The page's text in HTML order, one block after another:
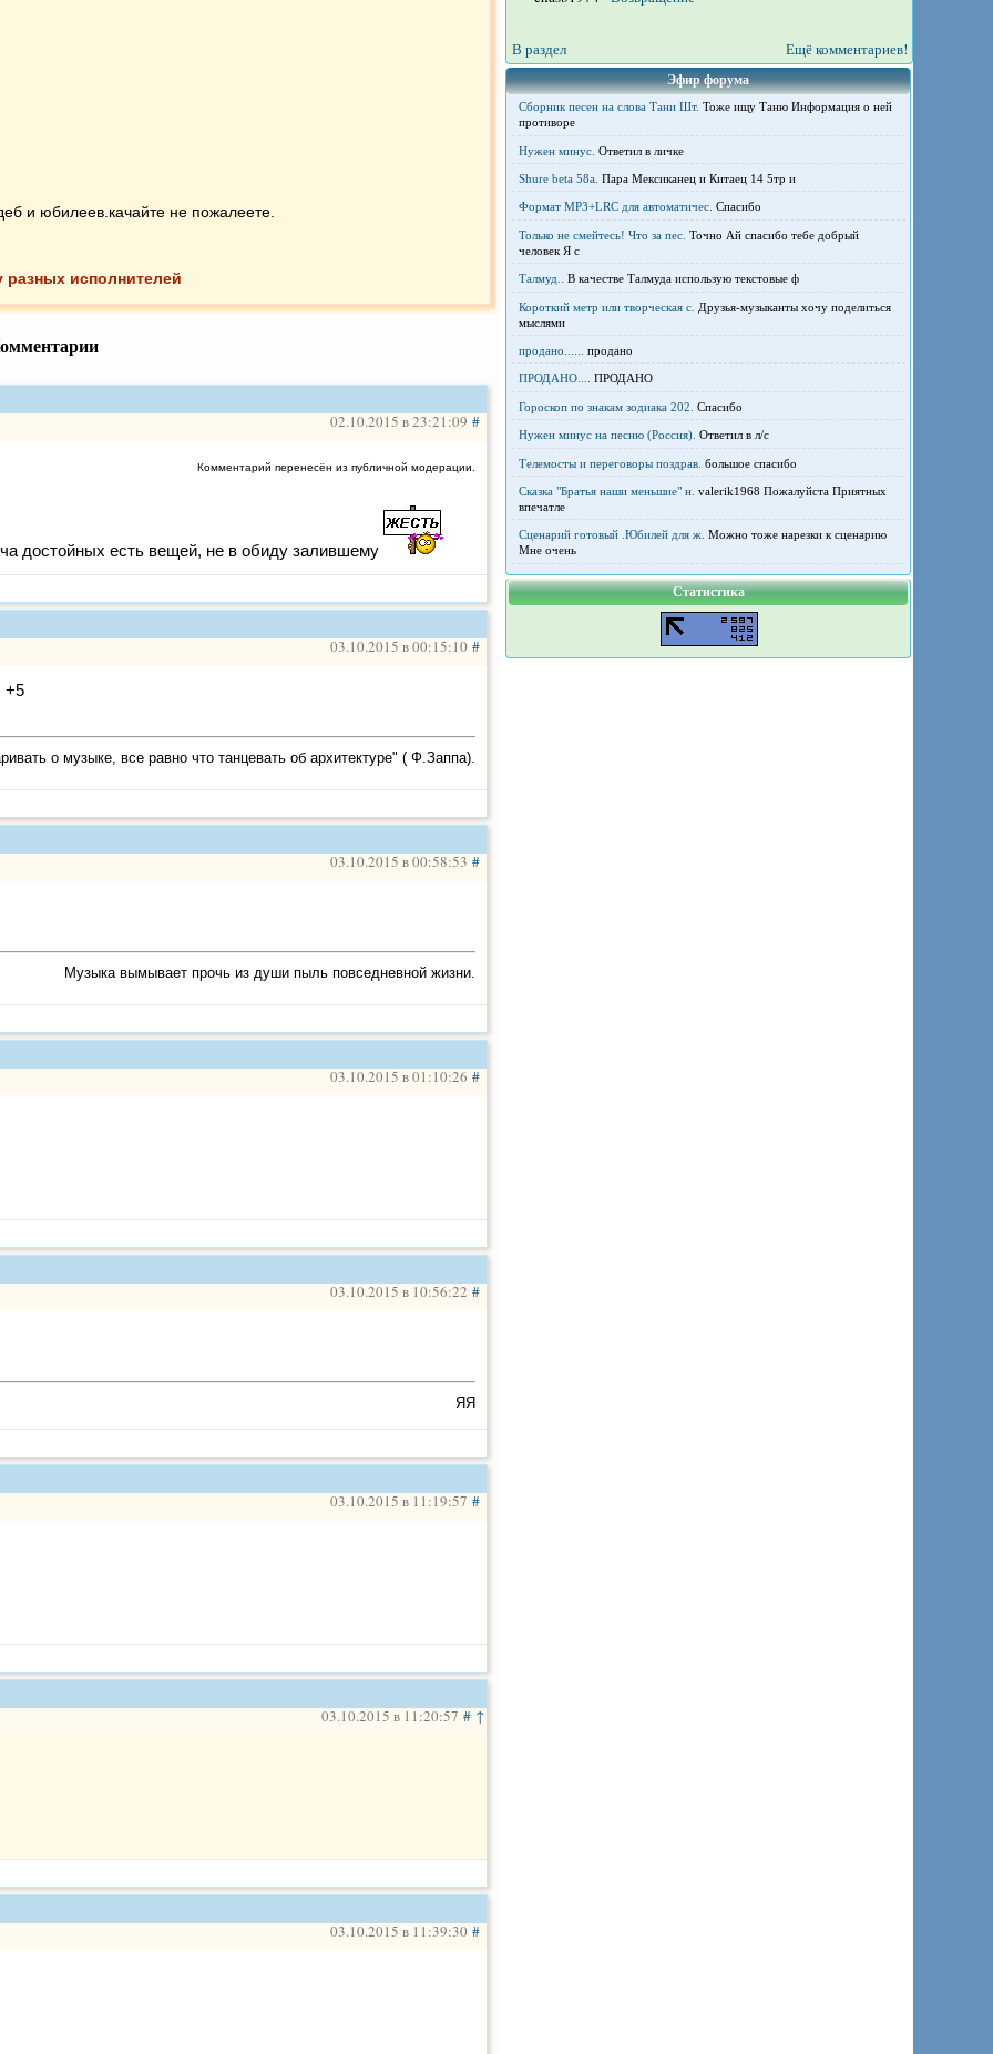
и юбилеев.качайте не пожалеете.
банкетов качайте не пожалеете.
торжества
(нарезка) – r. strauss - also sprach zarathustra. заставка
(мастер) –
выкладывать еще...следите за обновлениями
неплохо выручают-на объявление парнаса
буду подкидывать сюда.
жизни
–
– красивое начало мероприятия.
и русским колоритом.трек превышает 90 сек. поэтом
на выход сказочного героя. у меня – это был
исполнителей
02.10.2015 в 23:21:09 #
Комментарий перенесён из публичной модерации.
достойных есть вещей, не в обиду залившему
03.10.2015 в 00:15:10 #
+5
о музыке, все равно что танцевать об архитектуре" ( Ф.Заппа).
03.10.2015 в 00:58:53 #
Музыка вымывает прочь из души пыль повседневной жизни.
03.10.2015 в 01:10:26 #
03.10.2015 в 10:56:22 #
ЯЯ
03.10.2015 в 11:19:57 #
03.10.2015 в 11:20:57 # ↑
03.10.2015 в 11:39:30 #
В раздел Ещё комментариев!
Эфир форума
Сборник песен на слова Тани Шт. Тоже ищу Таню Информация о ней
противоре
Нужен минус. Ответил в личке
Shure beta 58а. Пара Мексиканец и Китаец 14 5тр и
Формат MP3+LRC для автоматичес. Спасибо
Только не смейтесь! Что за пес. Точно Ай спасибо тебе добрый
человек Я с
Талмуд.. В качестве Талмуда использую текстовые ф
Короткий метр или творческая с. Друзья-музыканты хочу поделиться
мыслями
продано...... продано
ПРОДАНО.... ПРОДАНО
Гороскоп по знакам зодиака 202. Спасибо
Нужен минус на песню (Россия). Ответил в л/с
Телемосты и переговоры поздрав. большое спасибо
Сказка "Братья наши меньшие" н. valerik1968 Пожалуйста Приятных
впечатле
Сценарий готовый .Юбилей для ж. Можно тоже нарезки к сценарию
Мне очень
Статистика